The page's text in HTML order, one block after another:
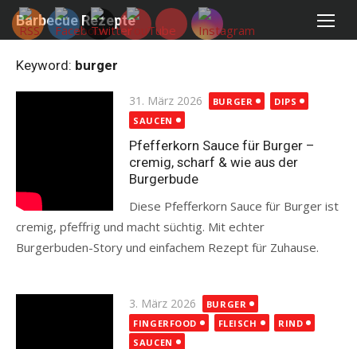
Skip
Barbecue Rezepte
Keyword: burger
Posted
on
31. März 2026 BURGER
DIPS
SAUCEN
Pfefferkorn Sauce für Burger –
cremig, scharf & wie aus der
Burgerbude
Diese Pfefferkorn Sauce für Burger ist
cremig, pfeffrig und macht süchtig. Mit echter
Burgerbuden-Story und einfachem Rezept für Zuhause.
Posted
on
3. März 2026
BURGER
FINGERFOOD
FLEISCH
RIND
SAUCEN